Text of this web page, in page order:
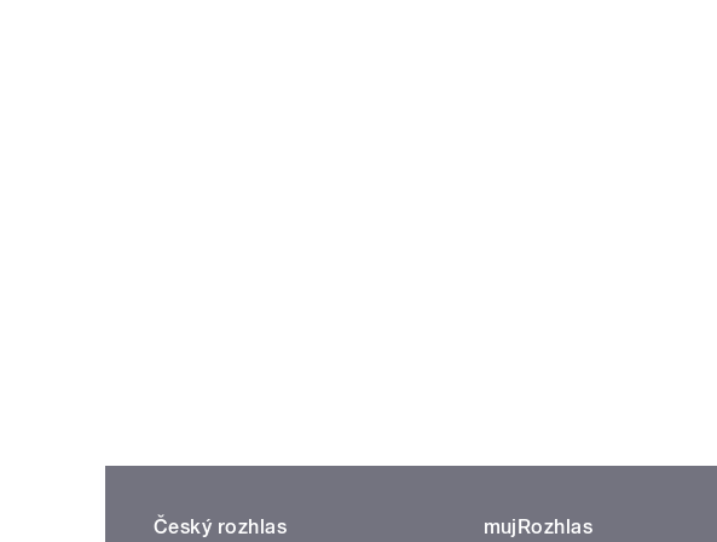
Český rozhlas mujRozhlas